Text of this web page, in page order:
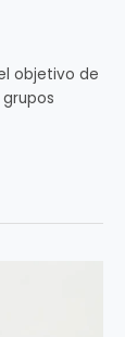
objetivo de